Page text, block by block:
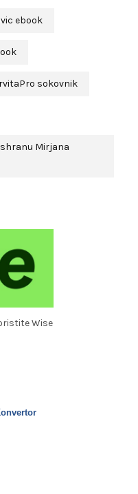
ebook
sokovnik
Mirjana
Wise